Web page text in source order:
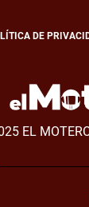
DE
EL